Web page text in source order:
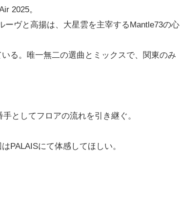
2025。
ヴと高揚は、大星雲を主宰するMantle73の心
る。唯一無二の選曲とミックスで、関東のみ
としてフロアの流れを引き継ぐ。
PALAISにて体感してほしい。